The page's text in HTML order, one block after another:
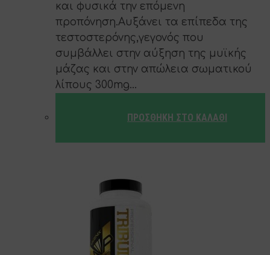
και φυσικά την επόμενη
προπόνηση.Αυξάνει τα επίπεδα της
τεστοστερόνης,γεγονός που
συμβάλλει στην αύξηση της μυϊκής
μάζας και στην απώλεια σωματικού
λίπους 300mg…
ΠΡΟΣΘΉΚΗ ΣΤΟ ΚΑΛΆΘΙ